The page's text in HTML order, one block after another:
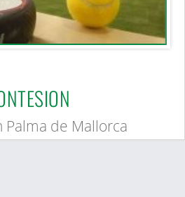
Palma de Mallorca